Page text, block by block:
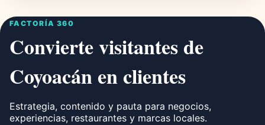
FACTORÍA 360
Convierte visitantes de
Coyoacán en clientes
Estrategia, contenido y pauta para negocios,
experiencias, restaurantes y marcas locales.